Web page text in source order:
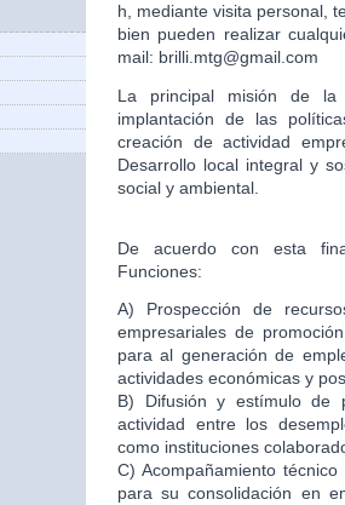
h, mediante visita personal,
bien pueden realizar
mail: brilli.mtg@gmail.com
La principal misión de
implantación de las
creación de actividad
Desarrollo local integral y
social y ambiental.
De acuerdo con esta
Funciones:
A) Prospección de
empresariales de
para al generación de
actividades económicas y
B) Difusión y estímulo de
actividad entre los
como instituciones
C) Acompañamiento
para su consolidación en